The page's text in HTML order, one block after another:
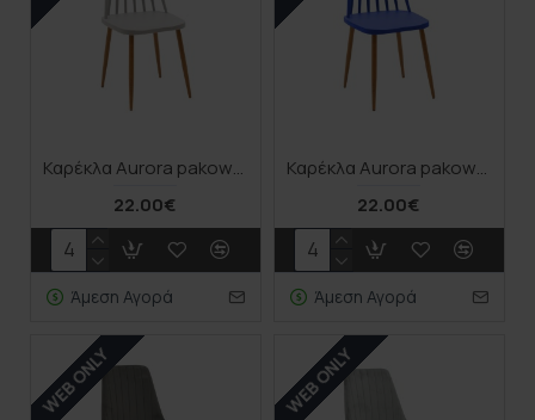
Καρέκλα Aurora pakoworld γκρι pp-φυσικό μεταλλικό πόδι 42x49.5x77εκ
22.00€
Άμεση Αγορά
Καρέκλα Aurora pakoworld μπλε pp-φυσικό μεταλλικό πόδι 42x49.5x77εκ
22.00€
Άμεση Αγορά
WEB ONLY WEB ONLY